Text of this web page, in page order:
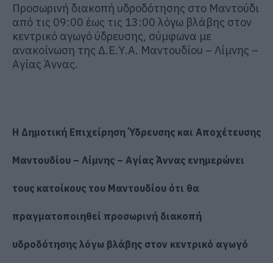
Προσωρινή διακοπή υδροδότησης στο Μαντούδι
από τις 09:00 έως τις 13:00 λόγω βλάβης στον
κεντρικό αγωγό ύδρευσης, σύμφωνα με
ανακοίνωση της Δ.Ε.Υ.Α. Μαντουδίου – Λίμνης –
Αγίας Άννας.
Η Δημοτική Επιχείρηση Ύδρευσης και Αποχέτευσης
Μαντουδίου – Λίμνης – Αγίας Άννας ενημερώνει
τους κατοίκους του Μαντουδίου ότι θα
πραγματοποιηθεί προσωρινή διακοπή
υδροδότησης λόγω βλάβης στον κεντρικό αγωγό